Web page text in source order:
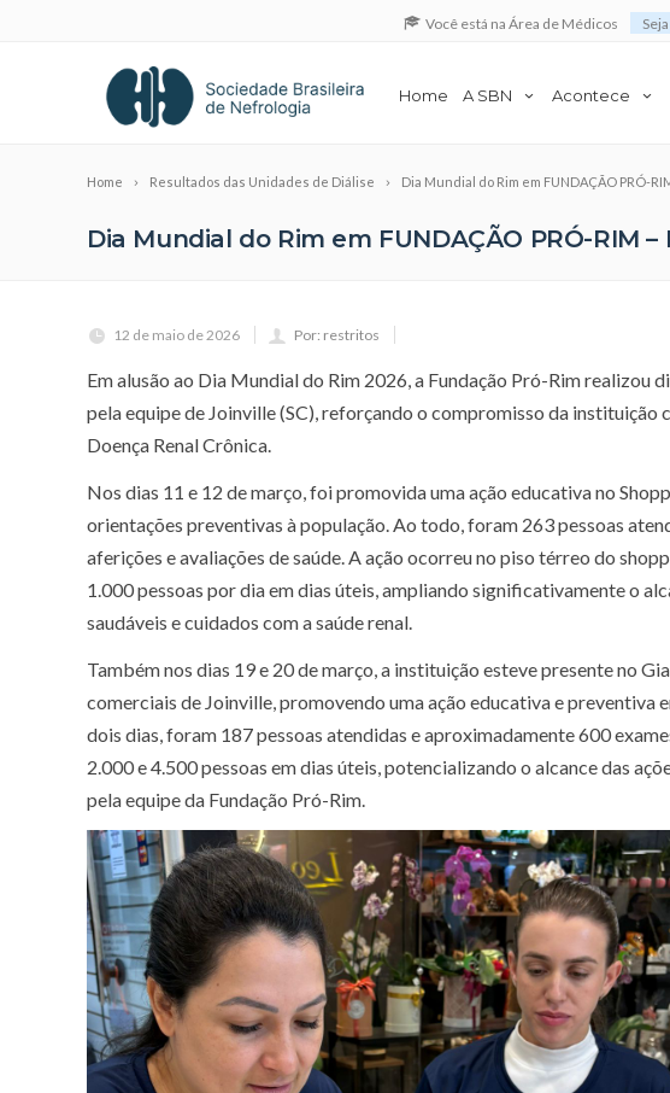
Você está na Área de Médicos
Home A SBN Acontece
Home Resultados das Unidades de Diálise Dia Mundial do Rim em FUNDAÇÃO PRÓ-
Dia Mundial do Rim em FUNDAÇÃO PRÓ-RIM –
12 de maio de 2026 Por: restritos
Em alusão ao Dia Mundial do Rim 2026, a Fundação Pró-Rim realizou
pela equipe de Joinville (SC), reforçando o compromisso da
Doença Renal Crônica.
Nos dias 11 e 12 de março, foi promovida uma ação educativa no
orientações preventivas à população. Ao todo, foram 263 pessoas
aferições e avaliações de saúde. A ação ocorreu no piso térreo do
1.000 pessoas por dia em dias úteis, ampliando significativamente o
saudáveis e cuidados com a saúde renal.
Também nos dias 19 e 20 de março, a instituição esteve presente no
comerciais de Joinville, promovendo uma ação educativa e preventiva
dois dias, foram 187 pessoas atendidas e aproximadamente 600
2.000 e 4.500 pessoas em dias úteis, potencializando o alcance das
pela equipe da Fundação Pró-Rim.